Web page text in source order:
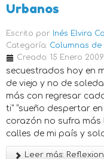
Urbanos
Escrito por Inés Elvira
Categoría: Columnas de
Creado: 15 Enero 2009
secuestrados hoy en
de viejo y no de
más con regresar
ti” “sueño despertar
corazón no sufra
calles de mi país y
Leer más: